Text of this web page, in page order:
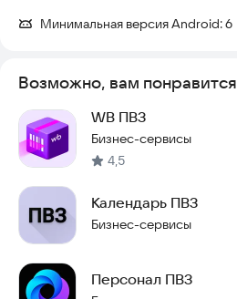
Минимальная версия Android:6
Возможно, вам понравится
WB ПВЗ
Бизнес-сервисы
4,5
Календарь ПВЗ
Бизнес-сервисы
Персонал ПВЗ